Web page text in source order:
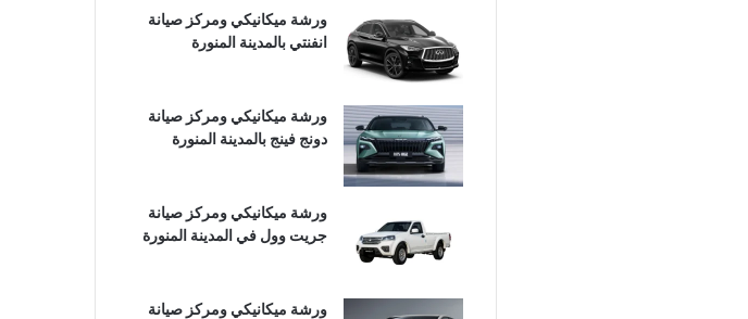
ورشة ميكانيكي ومركز صيانة
انفنتي بالمدينة المنورة
ورشة ميكانيكي ومركز صيانة
دونج فينج بالمدينة المنورة
ورشة ميكانيكي ومركز صيانة
جريت وول في المدينة المنورة
ورشة ميكانيكي ومركز صيانة